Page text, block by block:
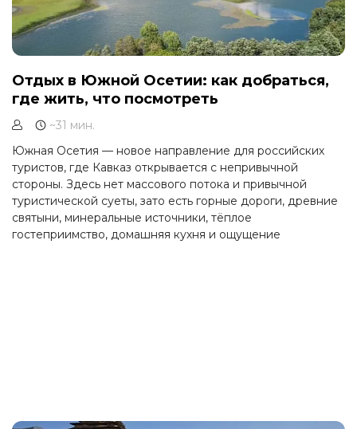
Отдых в Южной Осетии: как добраться,
где жить, что посмотреть
~31 мин.
Южная Осетия — новое направление для российских
туристов, где Кавказ открывается с непривычной
стороны. Здесь нет массового потока и привычной
туристической суеты, зато есть горные дороги, древние
святыни, минеральные источники, тёплое
гостеприимство, домашняя кухня и ощущение